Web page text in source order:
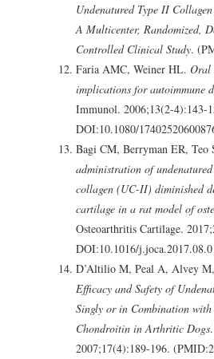
Undenatured Type II
A Multicenter, Randomized,
Controlled Clinical Study.
Faria AMC, Weiner HL. Oral
implications for autoimmune
Immunol. 2006;13(2-4):143-
DOI:10.1080/
Bagi CM, Berryman ER, Teo
administration of
collagen (UC-II) diminished
cartilage in a rat model of
Osteoarthritis Cartilage.
DOI:10.1016/
D’Altilio M, Peal A, Alvey
Efficacy and Safety of
Singly or in Combination with
Chondroitin in Arthritic Dogs
2007;17(4):189-196.